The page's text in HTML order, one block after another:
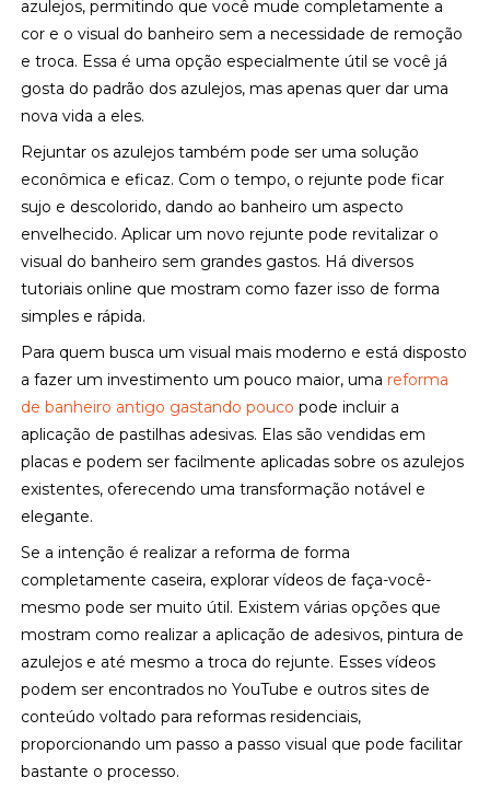
azulejos, permitindo que você mude completamente a
cor e o visual do banheiro sem a necessidade de remoção
e troca. Essa é uma opção especialmente útil se você já
gosta do padrão dos azulejos, mas apenas quer dar uma
nova vida a eles.
Rejuntar os azulejos também pode ser uma solução
econômica e eficaz. Com o tempo, o rejunte pode ficar
sujo e descolorido, dando ao banheiro um aspecto
envelhecido. Aplicar um novo rejunte pode revitalizar o
visual do banheiro sem grandes gastos. Há diversos
tutoriais online que mostram como fazer isso de forma
simples e rápida.
Para quem busca um visual mais moderno e está disposto
a fazer um investimento um pouco maior, uma reforma
de banheiro antigo gastando poucopode incluir a
aplicação de pastilhas adesivas. Elas são vendidas em
placas e podem ser facilmente aplicadas sobre os azulejos
existentes, oferecendo uma transformação notável e
elegante.
Se a intenção é realizar a reforma de forma
completamente caseira, explorar vídeos de faça-você-
mesmo pode ser muito útil. Existem várias opções que
mostram como realizar a aplicação de adesivos, pintura de
azulejos e até mesmo a troca do rejunte. Esses vídeos
podem ser encontrados no YouTube e outros sites de
conteúdo voltado para reformas residenciais,
proporcionando um passo a passo visual que pode facilitar
bastante o processo.